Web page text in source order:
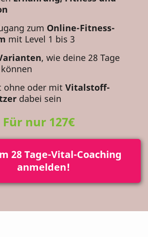
zum Online-Fitness-
mit Level 1 bis 3
, wie deine 28 Tage
ohne oder mit Vitalstoff-
dabei sein
Für nur 127€
28 Tage-Vital-Coaching
anmelden!